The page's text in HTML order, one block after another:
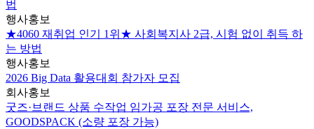
법
행사홍보
★4060 재취업 인기 1위★ 사회복지사 2급, 시험 없이 취득 하
는 방법
행사홍보
2026 Big Data 활용대회 참가자 모집
회사홍보
굿즈·브랜드 상품 수작업 임가공 포장 전문 서비스,
GOODSPACK (소량 포장 가능)